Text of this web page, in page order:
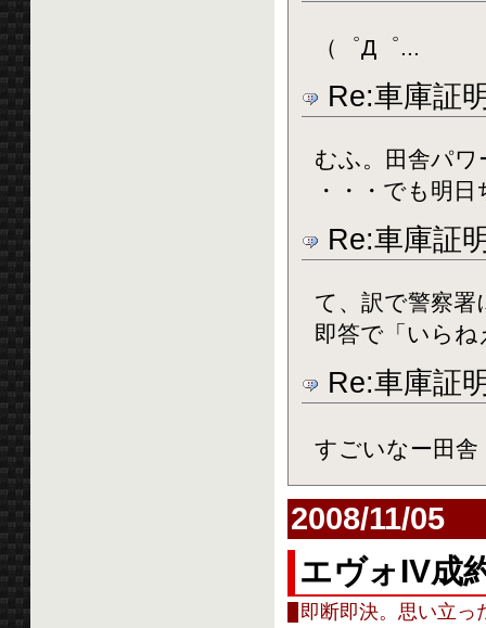
（゜Д゜...
Re:車庫証
むふ。田舎パ
・・・でも明
Re:車庫証
て、訳で警察
即答で「いら
Re:車庫証
すごいなー田舎
2008/11/05
エヴォIV成
即断即決。思い立っ